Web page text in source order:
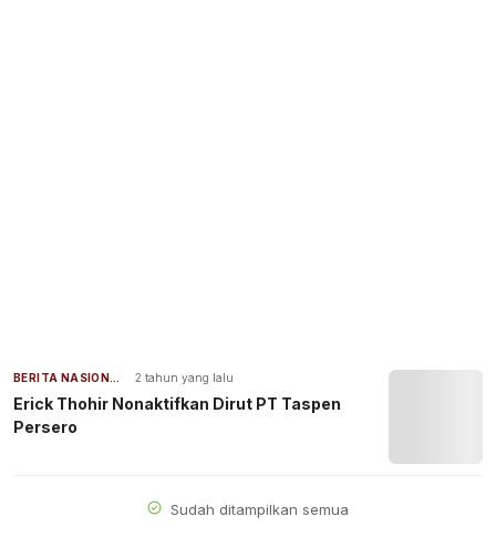
BERITA NASIONAL 2 tahun yang lalu
Erick Thohir Nonaktifkan Dirut PT Taspen
Persero
Sudah ditampilkan semua